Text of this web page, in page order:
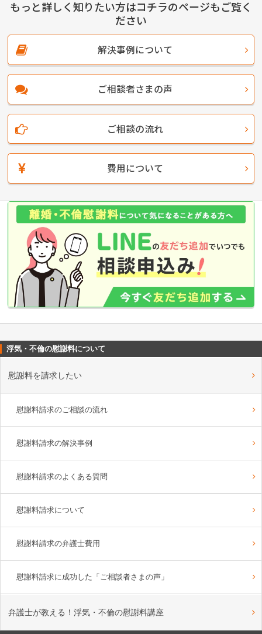
もっと詳しく知りたい方はコチラのページもご覧く
ださい
解決事例について
ご相談者さまの声
ご相談の流れ
費用について
浮気・不倫の慰謝料について
慰謝料を請求したい
慰謝料請求のご相談の流れ
慰謝料請求の解決事例
慰謝料請求のよくある質問
慰謝料請求について
慰謝料請求の弁護士費用
慰謝料請求に成功した「ご相談者さまの声」
弁護士が教える！浮気・不倫の慰謝料講座